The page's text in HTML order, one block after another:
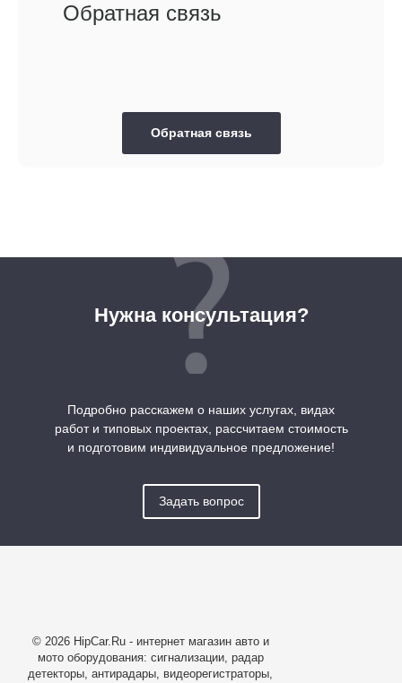
Обратная связь
Обратная связь
Нужна консультация?
Подробно расскажем о наших услугах, видах
работ и типовых проектах, рассчитаем стоимость
и подготовим индивидуальное предложение!
Задать вопрос
© 2026 HipCar.Ru - интернет магазин авто и
мото оборудования: сигнализации, радар
детекторы, антирадары, видеорегистраторы,